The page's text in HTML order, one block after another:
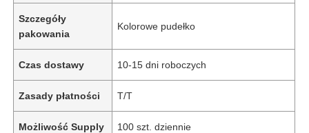
Szczegóły
pakowania
Kolorowe pudełko
Czas dostawy 10-15 dni roboczych
Zasady płatności T/T
Możliwość Supply 100 szt. dziennie